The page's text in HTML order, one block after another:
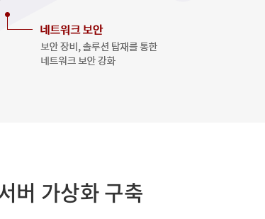
버 가상화 구축